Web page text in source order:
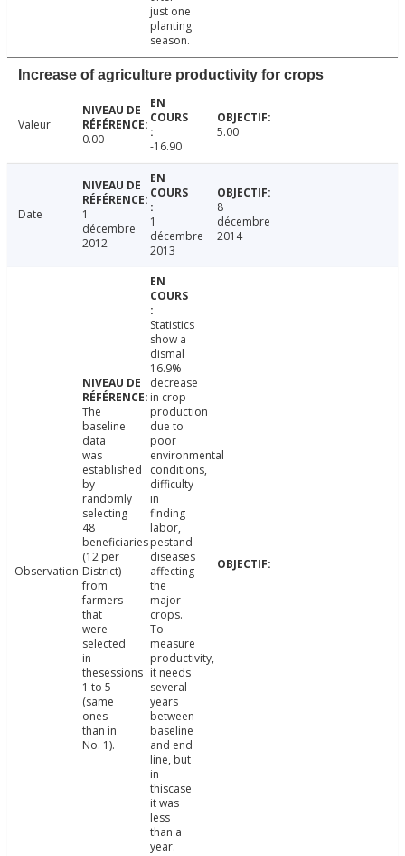
just one
planting
season.
Increase of agriculture productivity for crops
Valeur
0.00
-16.90
5.00
Date
1
décembre
2012
1
décembre
2013
8
décembre
2014
Observation
The
baseline
data
was
established
by
randomly
selecting
48
beneficiaries
(12 per
District)
from
farmers
that
were
selected
in
thesessions
1 to 5
(same
ones
than in
No. 1).
Statistics
show a
dismal
16.9%
decrease
in crop
production
due to
poor
environmental
conditions,
difficulty
in
finding
labor,
pestand
diseases
affecting
the
major
crops.
To
measure
productivity,
it needs
several
years
between
baseline
and end
line, but
in
thiscase
it was
less
than a
year.